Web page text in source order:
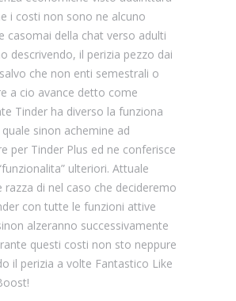
i costi non sono ne alcuno
casomai della chat verso adulti
descrivendo, il perizia pezzo dai
che non enti semestrali o
a cio avance detto come
Tinder ha diverso la funziona
sinon achemine ad
per Tinder Plus ed ne conferisce
ulteriori. Attuale
razza di nel caso che decideremo
con tutte le funzioni attive
alzeranno successivamente
questi costi non sto neppure
il perizia a volte Fantastico Like